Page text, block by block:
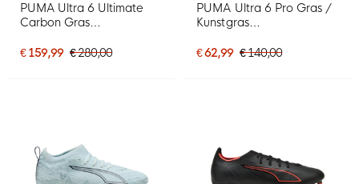
PUMA Ultra 6 Ultimate
Carbon Gras
Lichtblauw Blauw Wit
€ 159,99 € 280,00
PUMA Ultra 6 Pro Gras /
Kunstgras
Blauw Wit Felrood
€ 62,99 € 140,00